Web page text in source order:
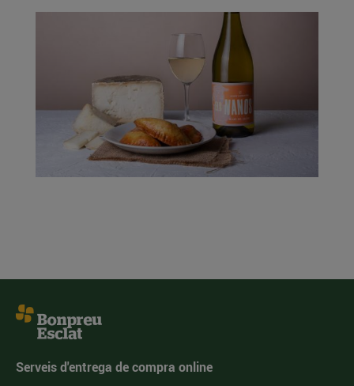
Serveis d'entrega de compra online